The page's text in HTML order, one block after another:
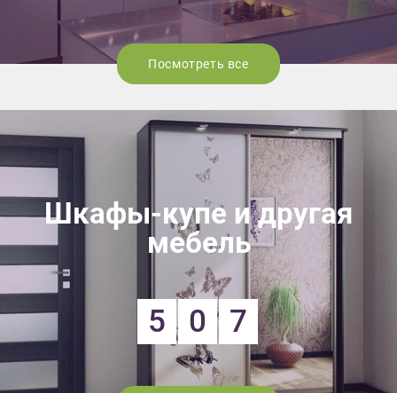
Посмотреть все
Шкафы-купе и другая
мебель
5 0 7